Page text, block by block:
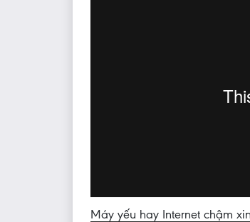
Máy yếu hay Internet chậm